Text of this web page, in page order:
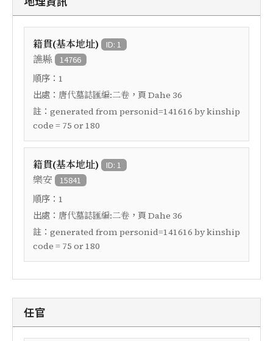
籍貫(基本地址) ID: 1
譙縣 14766
順序： 1
出處： 唐代墓誌匯編:二卷 ，頁 Dahe 36
註： generated from personid=141616 by kinship
code = 75 or 180
籍貫(基本地址) ID: 1
樂安 15841
順序： 1
出處： 唐代墓誌匯編:二卷 ，頁 Dahe 36
註： generated from personid=141616 by kinship
code = 75 or 180
任官